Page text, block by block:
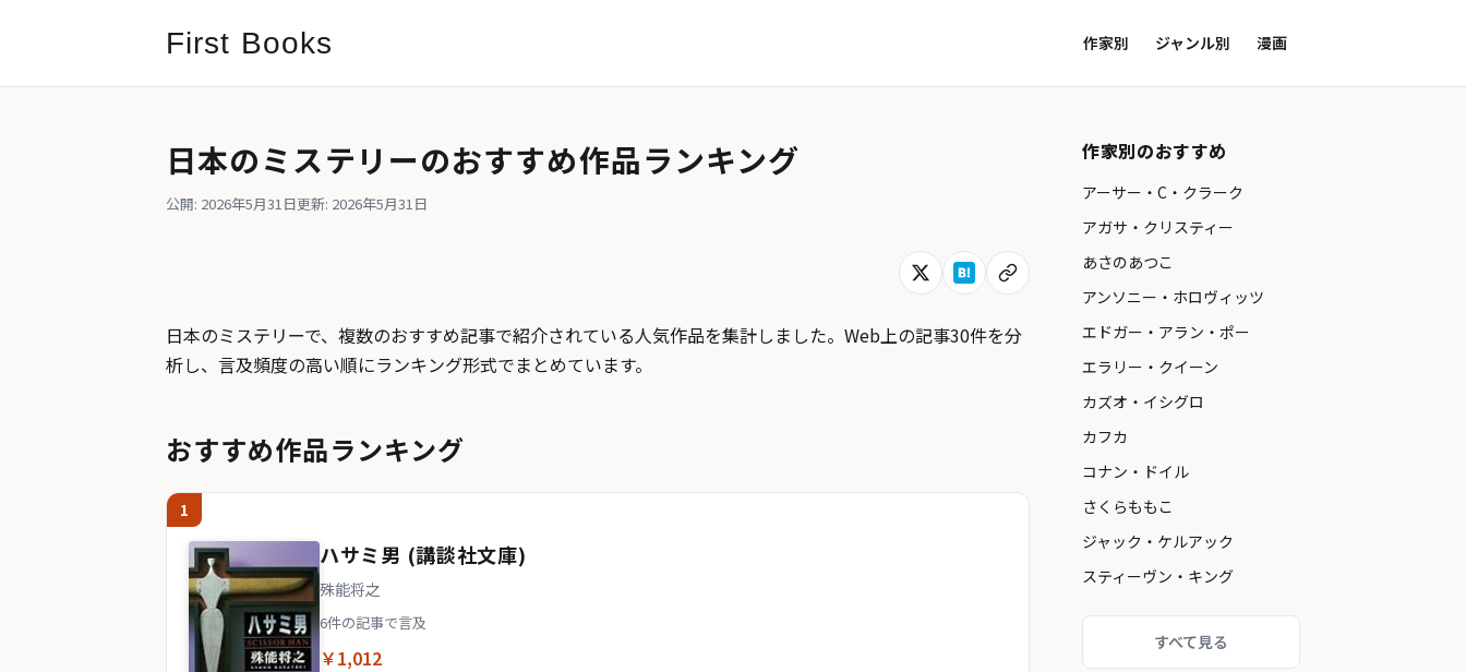
First Books 作家別 ジャンル別 漫画
日本のミステリーのおすすめ作品ランキング
公開: 2026年5月31日更新: 2026年5月31日
日本のミステリーで、複数のおすすめ記事で紹介されている人気作品を集計しました。Web上の記事30件を分
析し、言及頻度の高い順にランキング形式でまとめています。
おすすめ作品ランキング
1
ハサミ男 (講談社文庫)
殊能将之
6件の記事で言及
￥1,012
作家別のおすすめ
アーサー・C・クラーク
アガサ・クリスティー
あさのあつこ
アンソニー・ホロヴィッツ
エドガー・アラン・ポー
エラリー・クイーン
カズオ・イシグロ
カフカ
コナン・ドイル
さくらももこ
ジャック・ケルアック
スティーヴン・キング
すべて見る